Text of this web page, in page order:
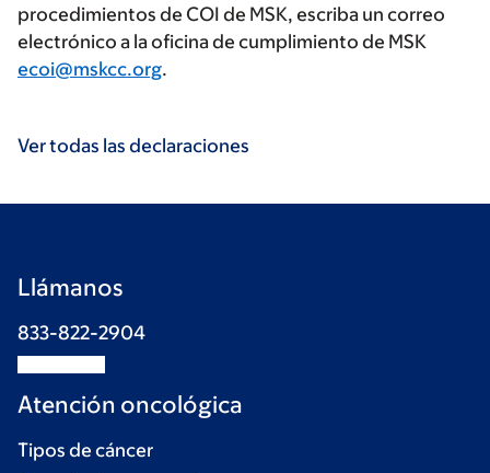
procedimientos de COI de MSK, escriba un correo
electrónico a la oficina de cumplimiento de MSK
ecoi@mskcc.org.
Ver todas las declaraciones
Llámanos
833-822-2904
Atención oncológica
Tipos de cáncer